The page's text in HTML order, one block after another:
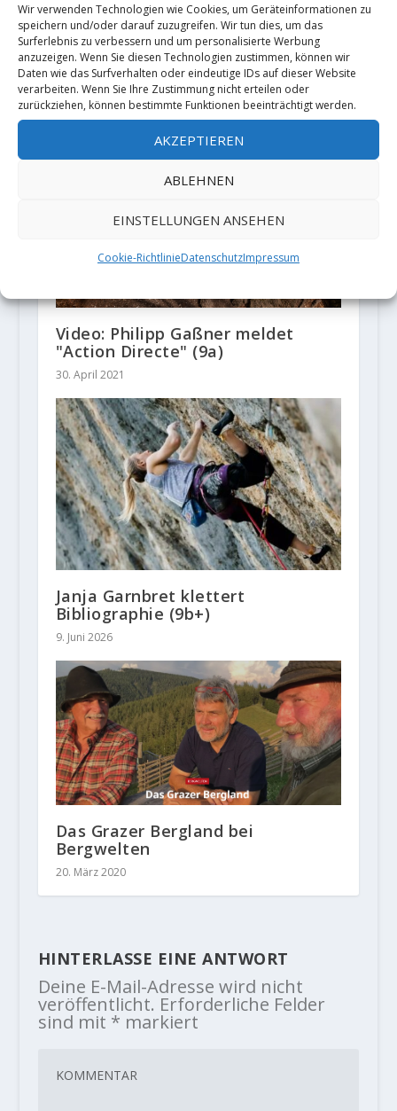
Wir verwenden Technologien wie Cookies, um Geräteinformationen zu
speichern und/oder darauf zuzugreifen. Wir tun dies, um das
Surferlebnis zu verbessern und um personalisierte Werbung
anzuzeigen. Wenn Sie diesen Technologien zustimmen, können wir
Daten wie das Surfverhalten oder eindeutige IDs auf dieser Website
verarbeiten. Wenn Sie Ihre Zustimmung nicht erteilen oder
zurückziehen, können bestimmte Funktionen beeinträchtigt werden.
AKZEPTIEREN
ABLEHNEN
EINSTELLUNGEN ANSEHEN
Cookie-RichtlinieDatenschutzImpressum
Vom Rollstuhlfahrer an den
Felsen, eine Kurzbiographie von
Michael Füchsle
21. Januar 2019
Video: Philipp Gaßner meldet
"Action Directe" (9a)
30. April 2021
Janja Garnbret klettert
Bibliographie (9b+)
9. Juni 2026
Das Grazer Bergland bei
Bergwelten
20. März 2020
HINTERLASSE EINE ANTWORT
Deine E-Mail-Adresse wird nicht
veröffentlicht. Erforderliche Felder
sind mit * markiert